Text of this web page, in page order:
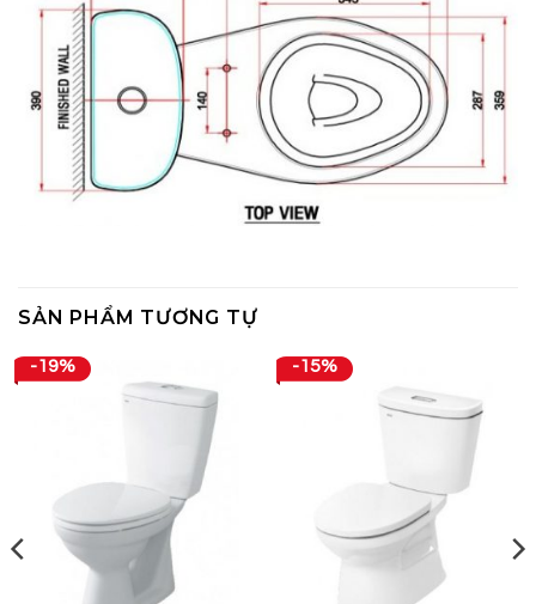
SẢN PHẨM TƯƠNG TỰ
-19% -15%